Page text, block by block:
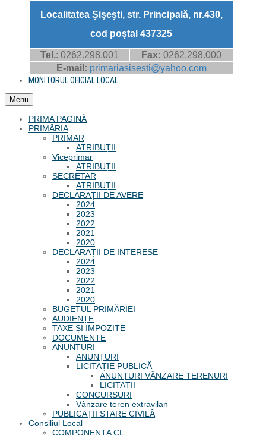
Localitatea Şişeşti, str. Principală, nr.430,
cod poştal 437325
Tel.: 0262.298.001 Fax: 0262.298.000
E-mail: primariasisesti@yahoo.com
MONITORUL OFICIAL LOCAL
Menu
PRIMA PAGINĂ
PRIMĂRIA
PRIMAR
ATRIBUȚII
Viceprimar
ATRIBUȚII
SECRETAR
ATRIBUȚII
DECLARAȚII DE AVERE
2024
2023
2022
2021
2020
DECLARAȚII DE INTERESE
2024
2023
2022
2021
2020
BUGETUL PRIMĂRIEI
AUDIENȚE
TAXE ȘI IMPOZITE
DOCUMENTE
ANUNȚURI
ANUNȚURI
LICITAȚIE PUBLICĂ
ANUNȚURI VÂNZARE TERENURI
LICITAȚII
CONCURSURI
Vânzare teren extravilan
PUBLICAȚII STARE CIVILĂ
Consiliul Local
COMPONENȚA CL